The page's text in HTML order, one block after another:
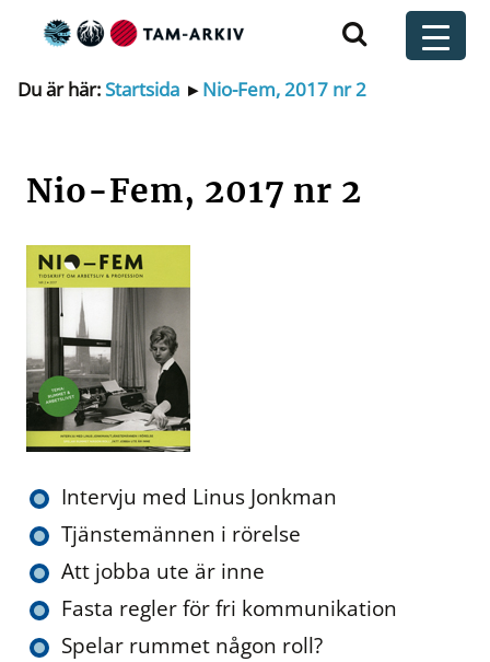
Huvudnavigering
Du är här:Startsida ▸Nio-Fem, 2017 nr 2
Nio-Fem, 2017 nr 2
Intervju med Linus Jonkman
Tjänstemännen i rörelse
Att jobba ute är inne
Fasta regler för fri kommunikation
Spelar rummet någon roll?